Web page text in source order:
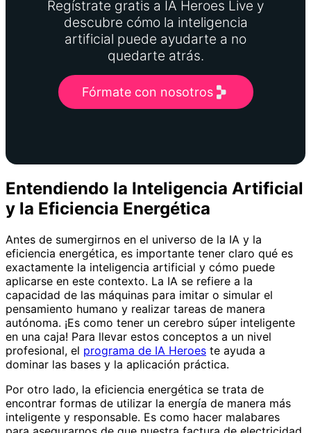
Regístrate gratis a IA Heroes Live y
descubre cómo la inteligencia
artificial puede ayudarte a no
quedarte atrás.
Fórmate con nosotros
Entendiendo la Inteligencia Artificial
y la Eficiencia Energética
Antes de sumergirnos en el universo de la IA y la
eficiencia energética, es importante tener claro qué es
exactamente la inteligencia artificial y cómo puede
aplicarse en este contexto. La IA se refiere a la
capacidad de las máquinas para imitar o simular el
pensamiento humano y realizar tareas de manera
autónoma. ¡Es como tener un cerebro súper inteligente
en una caja! Para llevar estos conceptos a un nivel
profesional, el programa de IA Heroes te ayuda a
dominar las bases y la aplicación práctica.
Por otro lado, la eficiencia energética se trata de
encontrar formas de utilizar la energía de manera más
inteligente y responsable. Es como hacer malabares